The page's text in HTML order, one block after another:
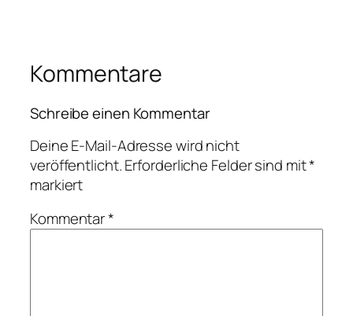
Kommentare
Schreibe einen Kommentar
Deine E-Mail-Adresse wird nicht
veröffentlicht.Erforderliche Felder sind mit*
markiert
Kommentar*